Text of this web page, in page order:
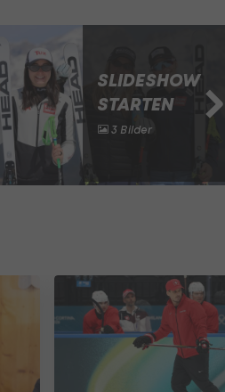
SLIDESHOW
STARTEN
3 Bilder